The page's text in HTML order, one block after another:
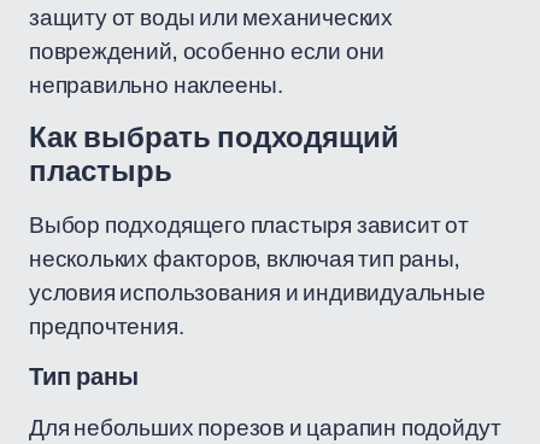
защиту от воды или механических
повреждений, особенно если они
неправильно наклеены.
Как выбрать подходящий
пластырь
Выбор подходящего пластыря зависит от
нескольких факторов, включая тип раны,
условия использования и индивидуальные
предпочтения.
Тип раны
Для небольших порезов и царапин подойдут